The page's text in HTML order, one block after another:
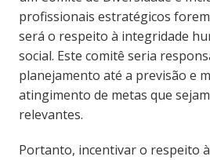
profissionais estratégicos
será o respeito à integridade
social. Este comitê seria
planejamento até a previsão e
atingimento de metas que
relevantes.
Portanto, incentivar o respeito